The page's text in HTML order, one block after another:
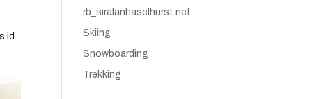
id.
rb_siralanhaselhurst.net
Skiing
Snowboarding
Trekking